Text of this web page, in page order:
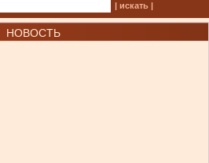
| искать |
НОВОСТЬ